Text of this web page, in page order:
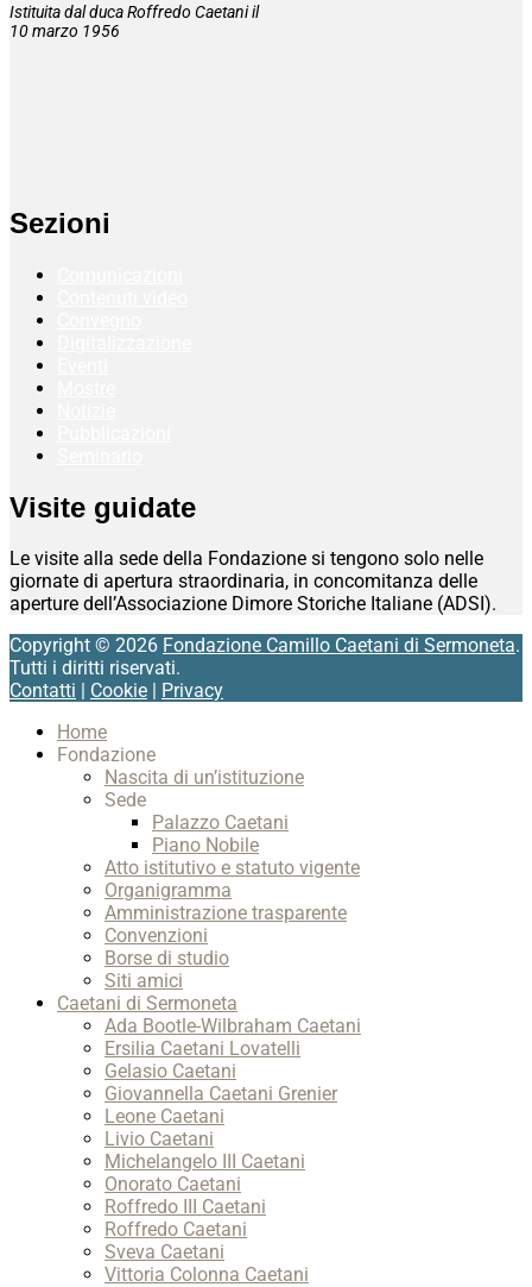
Istituita dal duca Roffredo Caetani il
10 marzo 1956
Sezioni
Visite guidate
Le visite alla sede della Fondazione si tengono solo nelle
giornate di apertura straordinaria, in concomitanza delle
aperture dell’Associazione Dimore Storiche Italiane (ADSI).
Copyright © 2026 Fondazione Camillo Caetani di Sermoneta.
Tutti i diritti riservati.
Contatti
Cookie
Privacy
Home
Fondazione
Nascita di un’istituzione
Sede
Palazzo Caetani
Piano Nobile
Atto istitutivo e statuto vigente
Organigramma
Amministrazione trasparente
Convenzioni
Borse di studio
Siti amici
Caetani di Sermoneta
Ada Bootle-Wilbraham Caetani
Ersilia Caetani Lovatelli
Gelasio Caetani
Giovannella Caetani Grenier
Leone Caetani
Livio Caetani
Michelangelo III Caetani
Onorato Caetani
Roffredo III Caetani
Roffredo Caetani
Sveva Caetani
Vittoria Colonna Caetani